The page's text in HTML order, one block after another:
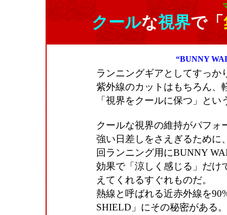
クールな視界で「
“BUNNY
ランニングギアとしてすっか
紫外線のカットはもちろん、
「視界をクールに保つ」と
クールな視界の維持がパフォ
強い日差しをさえぎるために
回ランニング用にBUNNY
効果で「涼しく感じる」だけ
えてくれるすぐれものだ。
熱線と呼ばれる近赤外線を
SHIELD」にその秘密がある